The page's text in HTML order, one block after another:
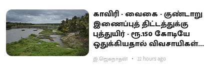
காவிரி - வைகை - குண்டாறு
இணைப்புத் திட்டத்துக்கு
புத்துயிர் - ரூ.150 கோடியே
ஒதுக்கியதால் விவசாயிகள்
ஏமாற்றம்
இ.ஜெகநாதன் 22 hours ago